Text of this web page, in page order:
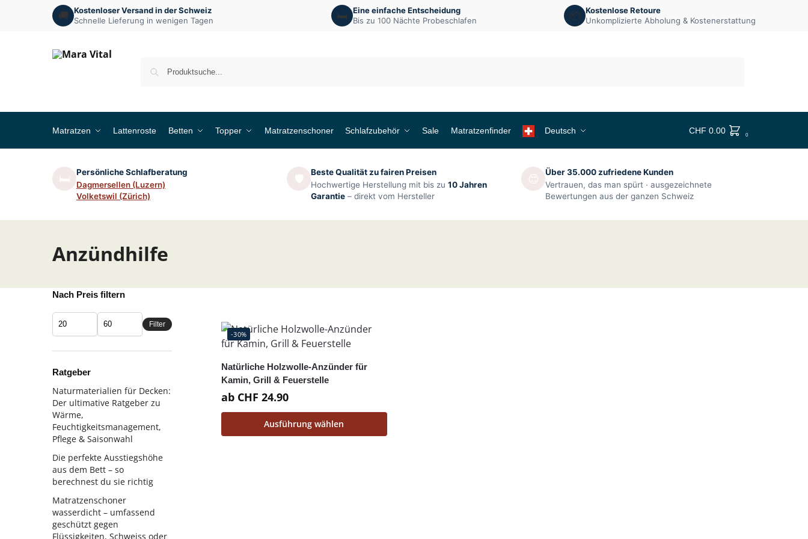
🚚
Kostenloser Versand in der Schweiz
Schnelle Lieferung in wenigen Tagen
🛏️
Eine einfache Entscheidung
Bis zu 100 Nächte Probeschlafen
📦 Kostenlose Retoure
Unkomplizierte Abholung & Kostenerstattung
Matratzen Lattenroste Betten Topper Matratzenschoner Schlafzubehör Sale Matratzenfinder Deutsch CHF 0.00 0
Persönliche Schlafberatung
Dagmersellen (Luzern)
Volketswil (Zürich)
Beste Qualität zu fairen Preisen
Hochwertige Herstellung mit bis zu 10 Jahren
Garantie – direkt vom Hersteller
Über 35.000 zufriedene Kunden
Vertrauen, das man spürt · ausgezeichnete
Bewertungen aus der ganzen Schweiz
Anzündhilfe
-30%
Natürliche Holzwolle-Anzünder für
Kamin, Grill & Feuerstelle
ab CHF 24.90
Ausführung wählen
Nach Preis filtern
Filter
Ratgeber
Naturmaterialien für Decken:
Der ultimative Ratgeber zu
Wärme,
Feuchtigkeitsmanagement,
Pflege & Saisonwahl
Die perfekte Ausstiegshöhe
aus dem Bett – so
berechnest du sie richtig
Matratzenschoner
wasserdicht – umfassend
geschützt gegen
Flüssigkeiten, Schweiss oder